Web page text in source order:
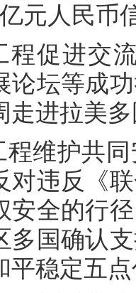
元人民币
程促进交
论坛等成
走进拉美
程维护共
对违反《
安全的行
多国确认
平稳定五点